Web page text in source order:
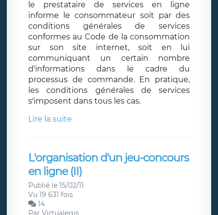
le prestataire de services en ligne
informe le consommateur soit par des
conditions générales de services
conformes au Code de la consommation
sur son site internet, soit en lui
communiquant un certain nombre
d'informations dans le cadre du
processus de commande. En pratique,
les conditions générales de services
s'imposent dans tous les cas.
Lire la suite
L'organisation d'un jeu-concours
en ligne (II)
Publié le 15/02/11
Vu 19 631 fois
14
Par Virtualegis